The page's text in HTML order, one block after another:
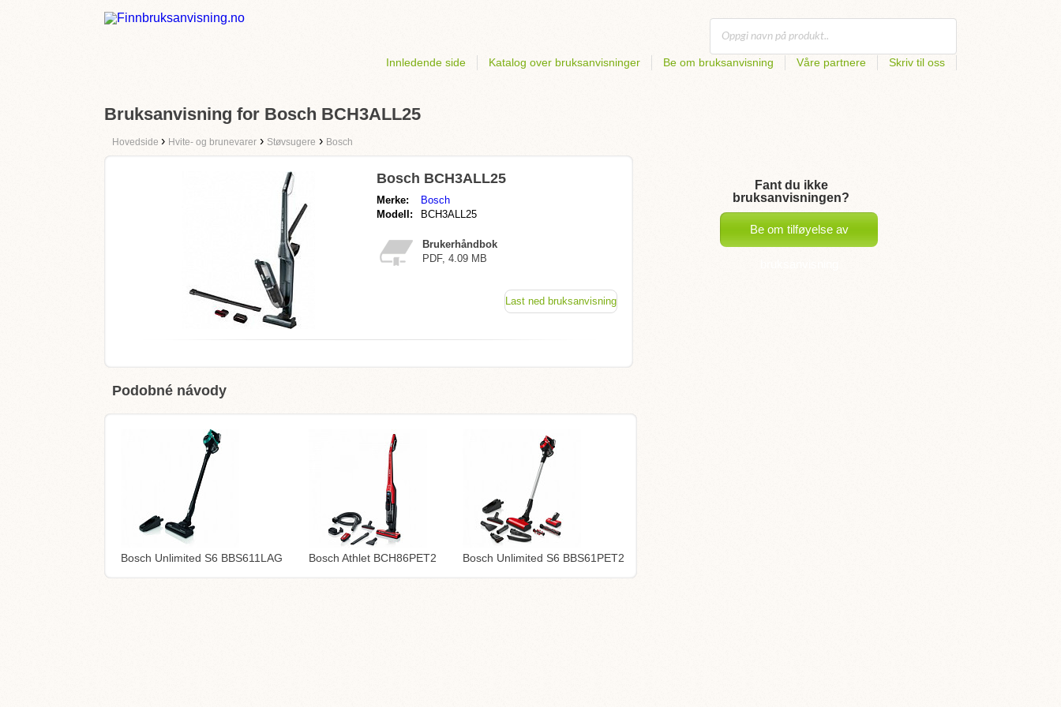
Innledende side Katalog over bruksanvisninger Be om bruksanvisning Våre partnere Skriv til oss
Bruksanvisning for Bosch BCH3ALL25
Hovedside › Hvite- og brunevarer › Støvsugere › Bosch
Bosch BCH3ALL25
Merke:
Bosch
Modell:
BCH3ALL25
Brukerhåndbok
PDF, 4.09 MB
Last ned bruksanvisning
Podobné návody
Bosch Unlimited S6 BBS611LAG Bosch Athlet BCH86PET2 Bosch Unlimited S6 BBS61PET2
Fant du ikke
bruksanvisningen?
Be om tilføyelse av